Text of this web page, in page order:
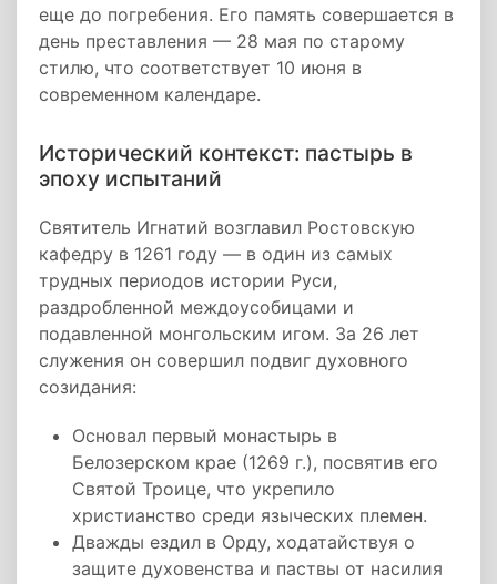
еще до погребения. Его память совершается в
день преставления — 28 мая по старому
стилю, что соответствует 10 июня в
современном календаре.
Исторический контекст: пастырь в
эпоху испытаний
Святитель Игнатий возглавил Ростовскую
кафедру в 1261 году — в один из самых
трудных периодов истории Руси,
раздробленной междоусобицами и
подавленной монгольским игом. За 26 лет
служения он совершил подвиг духовного
созидания:
Основал первый монастырь в
Белозерском крае (1269 г.), посвятив его
Святой Троице, что укрепило
христианство среди языческих племен.
Дважды ездил в Орду, ходатайствуя о
защите духовенства и паствы от насилия